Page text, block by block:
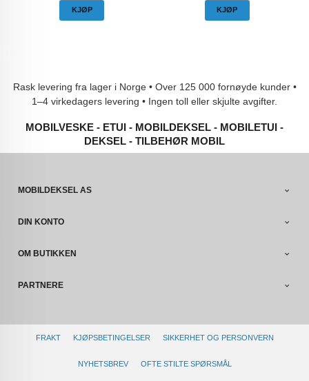
KJØP KJØP
Rask levering fra lager i Norge • Over 125 000 fornøyde kunder •
1–4 virkedagers levering • Ingen toll eller skjulte avgifter.
MOBILVESKE - ETUI - MOBILDEKSEL - MOBILETUI -
DEKSEL - TILBEHØR MOBIL
MOBILDEKSEL AS
DIN KONTO
OM BUTIKKEN
PARTNERE
FRAKT KJØPSBETINGELSER SIKKERHET OG PERSONVERN
NYHETSBREV OFTE STILTE SPØRSMÅL